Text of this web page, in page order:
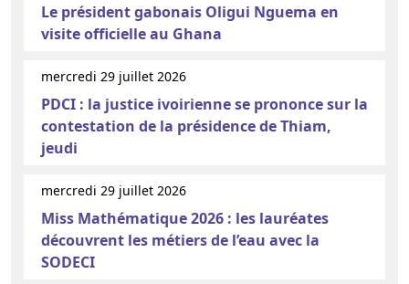
Le président gabonais Oligui Nguema en
visite officielle au Ghana
mercredi 29 juillet 2026
PDCI : la justice ivoirienne se prononce sur la
contestation de la présidence de Thiam,
jeudi
mercredi 29 juillet 2026
Miss Mathématique 2026 : les lauréates
découvrent les métiers de l’eau avec la
SODECI